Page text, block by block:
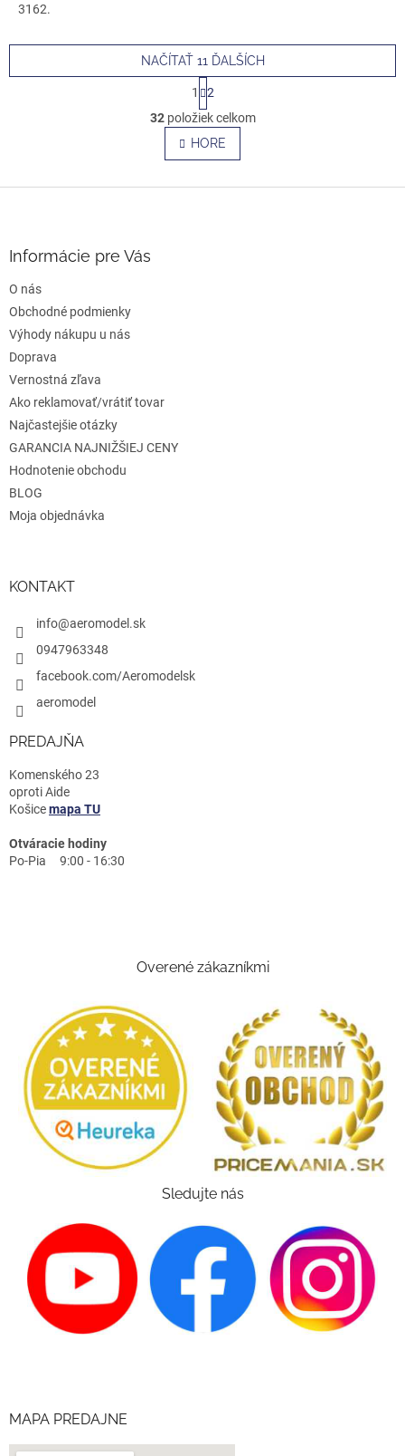
3162.
O
v
l
á
NAČÍTAŤ 11 ĎALŠÍCH
S
t
r
á
n
k
v
1
2
32položiek celkom
HORE
e
Informácie pre Vás
O nás
Obchodné podmienky
Výhody nákupu u nás
Doprava
Vernostná zľava
Ako reklamovať/vrátiť tovar
Najčastejšie otázky
GARANCIA NAJNIŽŠIEJ CENY
Hodnotenie obchodu
BLOG
Moja objednávka
KONTAKT
info@aeromodel.sk
0947963348
facebook.com/Aeromodelsk
aeromodel
PREDAJŇA
Komenského 23
oproti Aide
Košicemapa TU
Otváracie hodiny
Po-Pia 9:00 - 16:30
Overené zákazníkmi
Sledujte nás
MAPA PREDAJNE